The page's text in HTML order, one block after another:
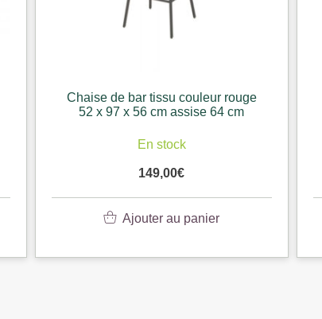
Chaise de bar tissu couleur rouge
52 x 97 x 56 cm assise 64 cm
En stock
149,00€
Ajouter au panier